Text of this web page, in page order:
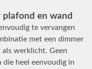
en wand
te vervangen
met een dimmer
werklicht. Geen
die heel eenvoudig in